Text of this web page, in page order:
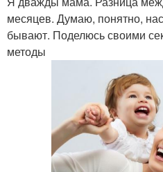
месяцев. Думаю, понятно,
бывают. Поделюсь своими
методы